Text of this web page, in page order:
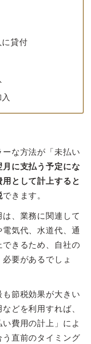
貸付
な方法が「未払い
月に支払う予定にな
として計上すると
できます。
、業務に関連して
気代、水道代、通
きるため、自社の
要があるでしょ
節税効果が大きい
どを利用すれば、
費用の計上」によ
直前のタイミング